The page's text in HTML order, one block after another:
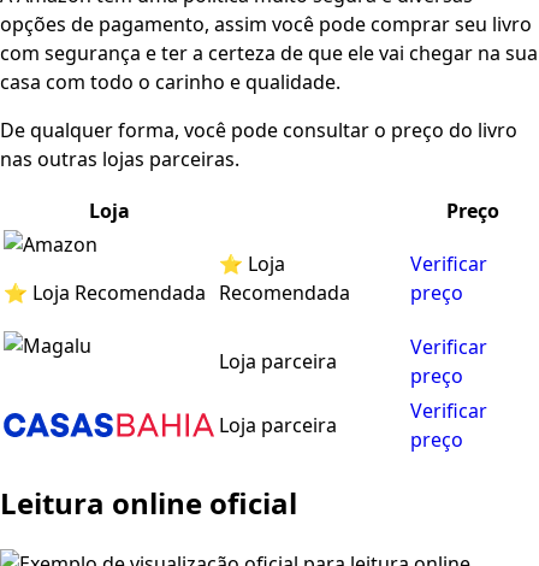
opções de pagamento, assim você pode comprar seu livro
com segurança e ter a certeza de que ele vai chegar na sua
casa com todo o carinho e qualidade.
De qualquer forma, você pode consultar o preço do livro
nas outras lojas parceiras.
Loja
Preço
⭐ Loja Recomendada
⭐ Loja
Recomendada
Verificar
preço
Loja parceira
Verificar
preço
Loja parceira
Verificar
preço
Leitura online oficial